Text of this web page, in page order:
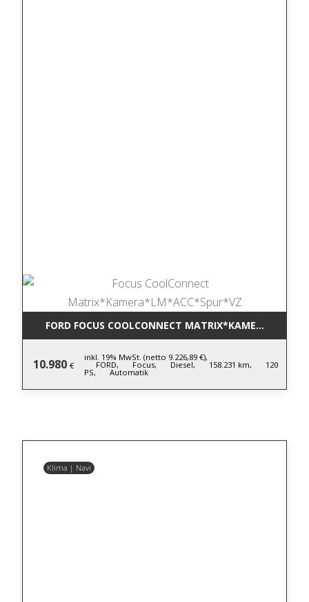
FORD FOCUS COOLCONNECT
10.980 €
inkl. 19% MwSt. (netto 9.226,89 €),
FORD, Focus, Diesel, 158.231 km, 120
PS, Automatik
Klima | Navi